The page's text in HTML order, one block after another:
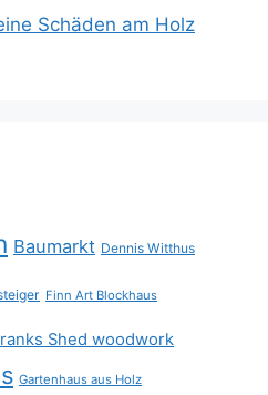
Schäden am Holz
Baumarkt Dennis Witthus
Finn Art Blockhaus
Shed woodwork
Gartenhaus aus Holz